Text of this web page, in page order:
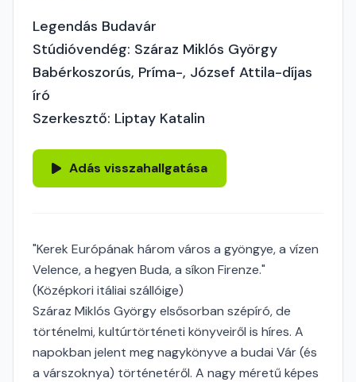
Legendás Budavár
Stúdióvendég: Száraz Miklós György
Babérkoszorús, Príma-, József Attila-díjas
író
Szerkesztő: Liptay Katalin
Adás visszahallgatása
"Kerek Európának három város a gyöngye, a vízen
Velence, a hegyen Buda, a síkon Firenze."
(Középkori itáliai szállóige)
Száraz Miklós György elsősorban szépíró, de
történelmi, kultúrtörténeti könyveiről is híres. A
napokban jelent meg nagykönyve a budai Vár (és
a várszoknya) történetéről. A nagy méretű képes